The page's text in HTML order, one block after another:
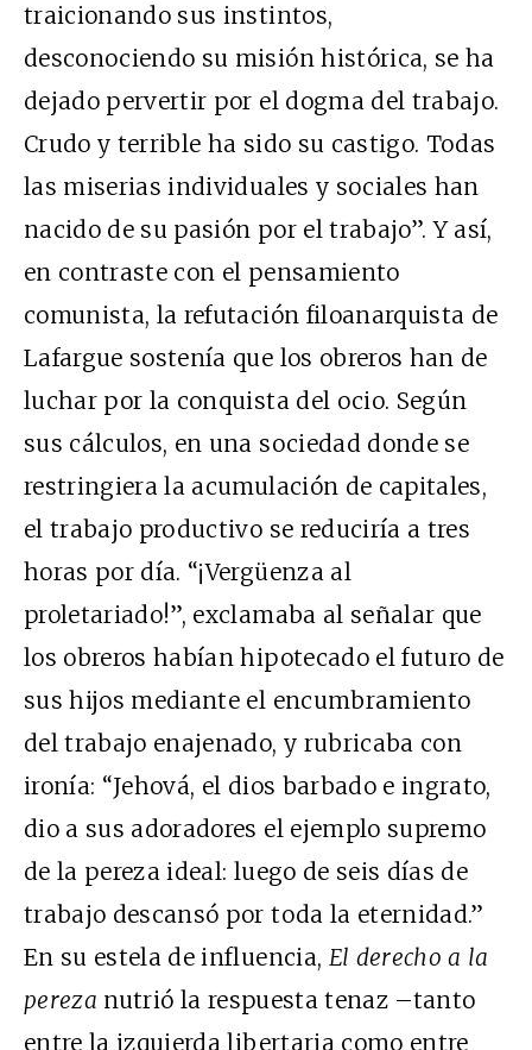
traicionando sus instintos,
desconociendo su misión histórica, se ha
dejado pervertir por el dogma del trabajo.
Crudo y terrible ha sido su castigo. Todas
las miserias individuales y sociales han
nacido de su pasión por el trabajo”. Y así,
en contraste con el pensamiento
comunista, la refutación filoanarquista de
Lafargue sostenía que los obreros han de
luchar por la conquista del ocio. Según
sus cálculos, en una sociedad donde se
restringiera la acumulación de capitales,
el trabajo productivo se reduciría a tres
horas por día. “¡Vergüenza al
proletariado!”, exclamaba al señalar que
los obreros habían hipotecado el futuro de
sus hijos mediante el encumbramiento
del trabajo enajenado, y rubricaba con
ironía: “Jehová, el dios barbado e ingrato,
dio a sus adoradores el ejemplo supremo
de la pereza ideal: luego de seis días de
trabajo descansó por toda la eternidad.”
En su estela de influencia, El derecho a la
pereza nutrió la respuesta tenaz –tanto
entre la izquierda libertaria como entre